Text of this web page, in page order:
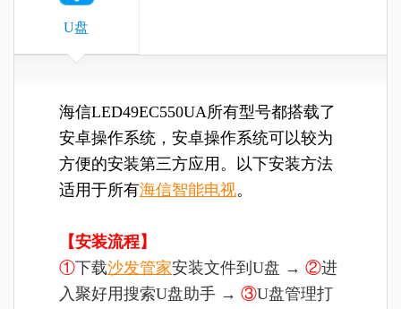
U盘
海信LED49EC550UA所有型号都搭载了
安卓操作系统，安卓操作系统可以较为
方便的安装第三方应用。以下安装方法
适用于所有海信智能电视。
【安装流程】
①下载沙发管家安装文件到U盘 → ②进
入聚好用搜索U盘助手 → ③U盘管理打